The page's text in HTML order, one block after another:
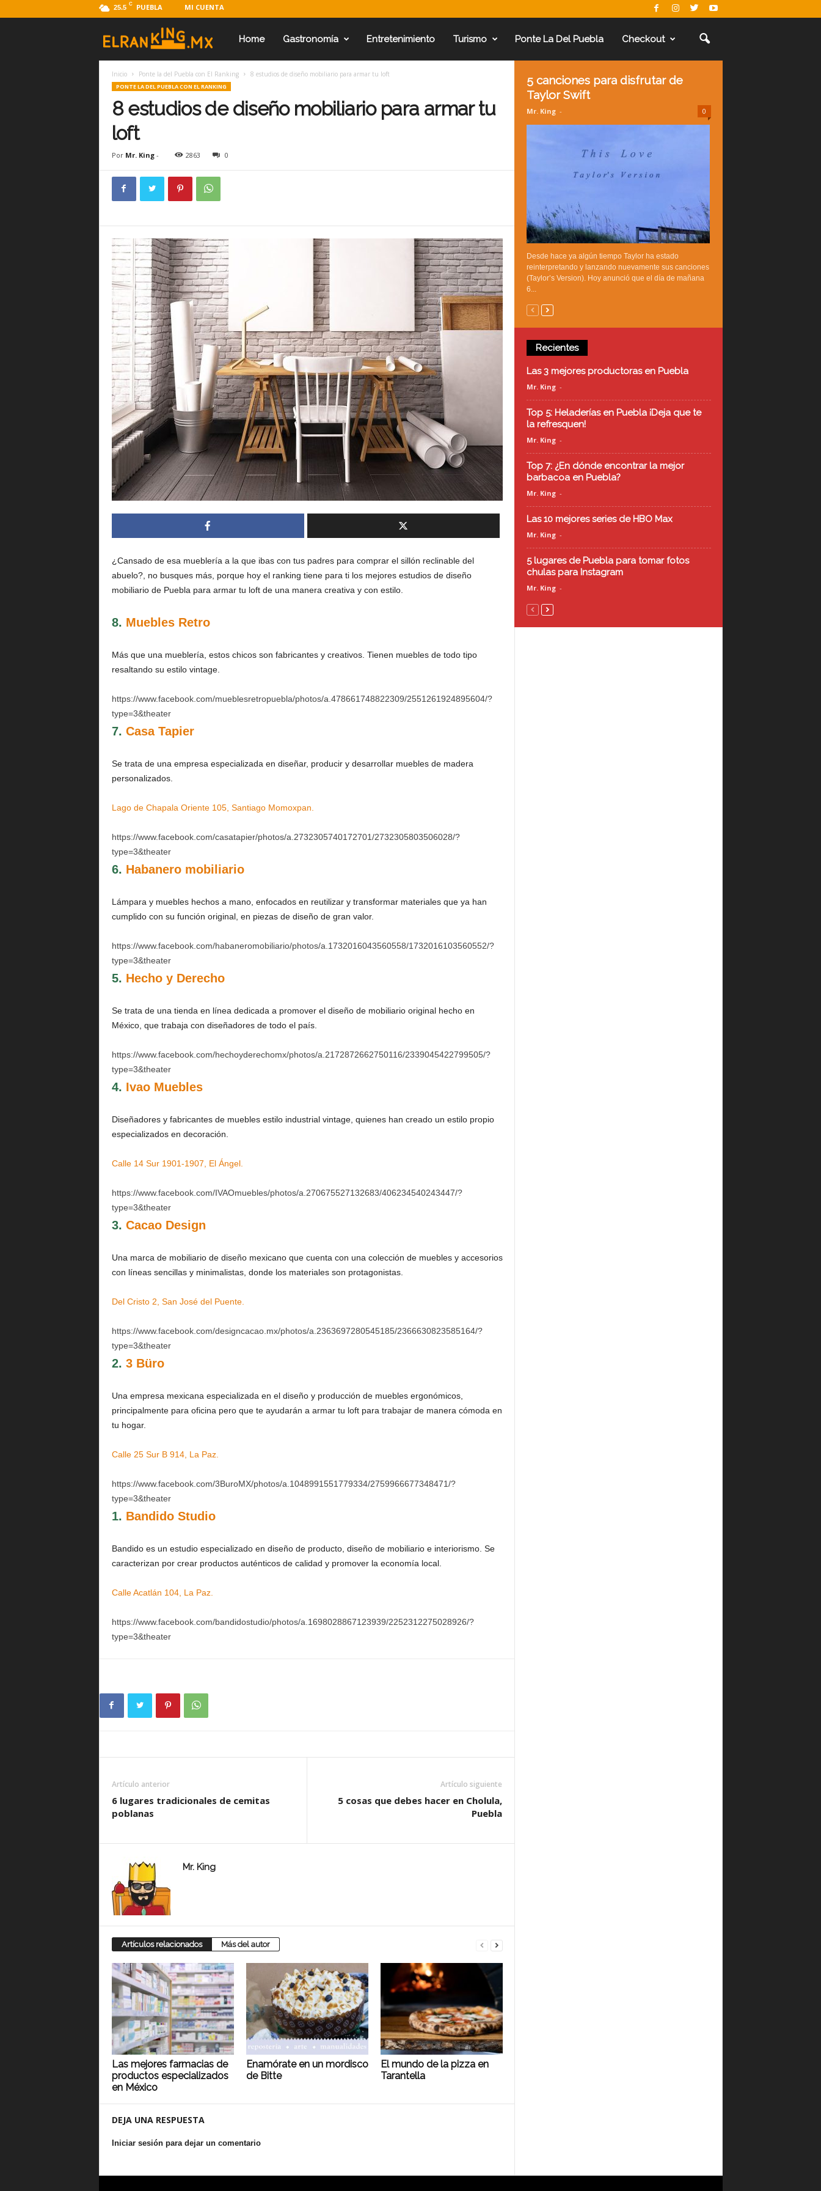
25.5 C PUEBLA MI CUENTA
l
n
g
Home Gastronomía Entretenimiento Turismo Ponte La Del Puebla Checkout
Inicio Ponte la del Puebla con El Ranking 8 estudios de diseño mobiliario para armar tu loft
PONTE LA DEL PUEBLA CON EL RANKING
8 estudios de diseño mobiliario para armar tu
loft
Por Mr. King- 2863 0
¿Cansado de esa mueblería a la que ibas con tus padres para comprar el sillón reclinable del
abuelo?, no busques más, porque hoy el ranking tiene para ti los mejores estudios de diseño
mobiliario de Puebla para armar tu loft de una manera creativa y con estilo.
8. Muebles Retro
Más que una mueblería, estos chicos son fabricantes y creativos. Tienen muebles de todo tipo
resaltando su estilo vintage.
https://www.facebook.com/mueblesretropuebla/photos/a.478661748822309/2551261924895604/?
type=3&theater
7. Casa Tapier
Se trata de una empresa especializada en diseñar, producir y desarrollar muebles de madera
personalizados.
Lago de Chapala Oriente 105, Santiago Momoxpan.
https://www.facebook.com/casatapier/photos/a.2732305740172701/2732305803506028/?
type=3&theater
6. Habanero mobiliario
Lámpara y muebles hechos a mano, enfocados en reutilizar y transformar materiales que ya han
cumplido con su función original, en piezas de diseño de gran valor.
https://www.facebook.com/habaneromobiliario/photos/a.1732016043560558/1732016103560552/?
type=3&theater
5. Hecho y Derecho
Se trata de una tienda en línea dedicada a promover el diseño de mobiliario original hecho en
México, que trabaja con diseñadores de todo el país.
https://www.facebook.com/hechoyderechomx/photos/a.2172872662750116/2339045422799505/?
type=3&theater
4. Ivao Muebles
Diseñadores y fabricantes de muebles estilo industrial vintage, quienes han creado un estilo propio
especializados en decoración.
Calle 14 Sur 1901-1907, El Ángel.
https://www.facebook.com/IVAOmuebles/photos/a.270675527132683/406234540243447/?
type=3&theater
3. Cacao Design
Una marca de mobiliario de diseño mexicano que cuenta con una colección de muebles y accesorios
con líneas sencillas y minimalistas, donde los materiales son protagonistas.
Del Cristo 2, San José del Puente.
https://www.facebook.com/designcacao.mx/photos/a.2363697280545185/2366630823585164/?
type=3&theater
2. 3 Büro
Una empresa mexicana especializada en el diseño y producción de muebles ergonómicos,
principalmente para oficina pero que te ayudarán a armar tu loft para trabajar de manera cómoda en
tu hogar.
Calle 25 Sur B 914, La Paz.
https://www.facebook.com/3BuroMX/photos/a.1048991551779334/2759966677348471/?
type=3&theater
1. Bandido Studio
Bandido es un estudio especializado en diseño de producto, diseño de mobiliario e interiorismo. Se
caracterizan por crear productos auténticos de calidad y promover la economía local.
Calle Acatlán 104, La Paz.
https://www.facebook.com/bandidostudio/photos/a.1698028867123939/2252312275028926/?
type=3&theater
Artículo anterior
6 lugares tradicionales de cemitas
poblanas
Artículo siguiente
5 cosas que debes hacer en Cholula,
Puebla
Mr. King
Artículos relacionados Más del autor
Las mejores farmacias de
productos especializados
en México
Enamórate en un mordisco
de Bitte
El mundo de la pizza en
Tarantella
DEJA UNA RESPUESTA
Iniciar sesión para dejar un comentario
5 canciones para disfrutar de
Taylor Swift
Mr. King - 0
Desde hace ya algún tiempo Taylor ha estado
reinterpretando y lanzando nuevamente sus canciones
(Taylor’s Version). Hoy anunció que el día de mañana
6...
Recientes
Las 3 mejores productoras en Puebla
Mr. King -
Top 5: Heladerías en Puebla ¡Deja que te
la refresquen!
Mr. King -
Top 7: ¿En dónde encontrar la mejor
barbacoa en Puebla?
Mr. King -
Las 10 mejores series de HBO Max
Mr. King -
5 lugares de Puebla para tomar fotos
chulas para Instagram
Mr. King -